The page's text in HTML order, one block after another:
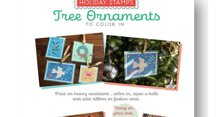
Involucra a niños de todas las edades con diseños
Desarrolla la motricidad fina y la creatividad mientras
Versátil para el hogar, el aula o las fiestas: